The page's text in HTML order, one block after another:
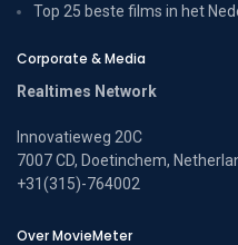
Top 25 beste films in het
Corporate & Media
Realtimes Network
Innovatieweg 20C
7007 CD, Doetinchem,
+31(315)-764002
Over MovieMeter